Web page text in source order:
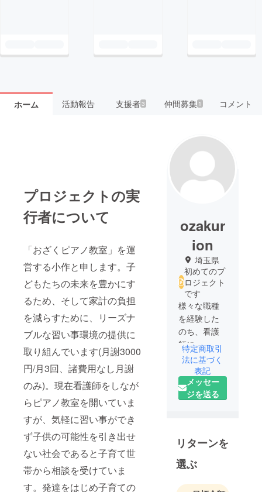
ホーム 活動報告 支援者3 仲間募集 1 コメント
プロジェクトの実
行者について
「おざくピアノ教室」を運
営する小作と申します。子
どもたちの未来を豊かにす
るため、そして家計の負担
を減らすために、リーズナ
ブルな習い事環境の提供に
取り組んでいます(月謝3000
円/月3回、諸費用なし月謝
のみ)。現在看護師をしなが
らピアノ教室を開いていま
すが、気軽に習い事ができ
ず子供の可能性を引き出せ
ない社会であると子育て世
帯から相談を受けていま
す。発達をはじめ子育ての
ozakur
ion
埼玉県
初めてのプ
ロジェクト
です
様々な職種
を経験した
のち、看護
師に。
精神科看護
師として得
意なことを
伸ばし、苦
れるように
関わること
を大切にし
ています。
特定商取引
法に基づく
表記
メッセー
ジを送る
リターンを
選ぶ